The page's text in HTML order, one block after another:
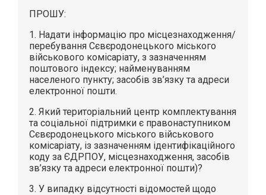
ПРОШУ:
1. Надати інформацію про місцезнаходження/
перебування Сєвєродонецького міського
військового комісаріату, з зазначенням
поштового індексу; найменуванням
населеного пункту; засобів зв’язку та адреси
електронної пошти.
2. Який територіальний центр комплектування
та соціальної підтримки є правонаступником
Сєвєродонецького міського військового
комісаріату, із зазначенням ідентифікаційного
коду за ЄДРПОУ, місцезнаходження, засобів
зв’язку та адреси електронної пошти)?
3. У випадку відсутності відомостей щодо